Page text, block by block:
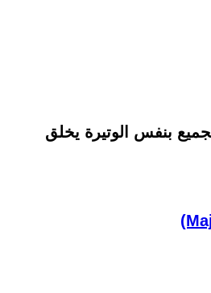
بنفس الوتيرة يخلق